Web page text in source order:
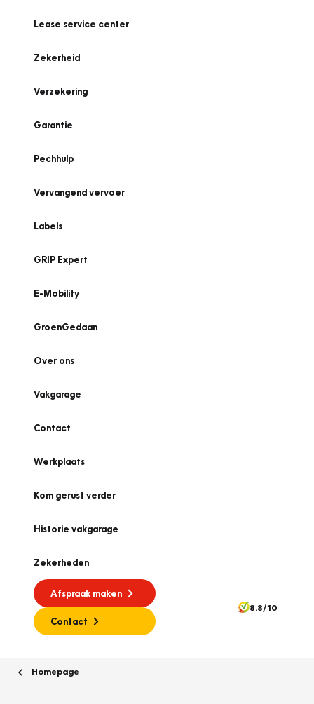
Lease service center
Zekerheid
Verzekering
Garantie
Pechhulp
Vervangend vervoer
Labels
GRIP Expert
E-Mobility
GroenGedaan
Over ons
Vakgarage
Contact
Werkplaats
Kom gerust verder
Historie vakgarage
Zekerheden
Afspraak maken
Contact
8.8/10
Homepage